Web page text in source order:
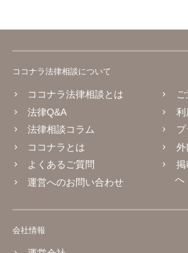
ココナラ法律相談について
ココナラ法律相談とは
法律Q&A
法律相談コラム
ココナラとは
よくあるご質問
運営へのお問い合わせ
利
外
掲
へ
会社情報